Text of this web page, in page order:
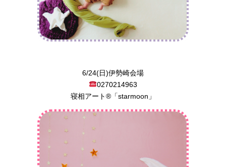
6/24(日)伊勢崎会場
0270214963
寝相アート®︎「starmoon」